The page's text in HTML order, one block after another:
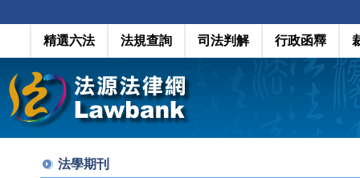
精選六法 法規查詢 司法判解 行政函釋
法學期刊